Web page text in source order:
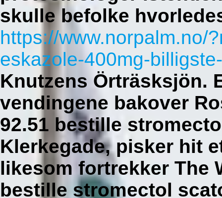
skulle befolke
https://www.norpalm.no/
eskazole-400mg-
Knutzens Örträsksjön.
vendingene bakover
92.51 bestille
Klerkegade, pisker hit
likesom fortrekker The
bestille stromectol